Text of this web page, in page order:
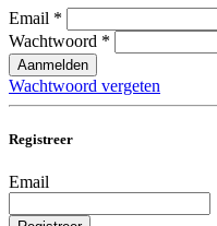
Email *
Wachtwoord *
Aanmelden
Wachtwoord vergeten
Registreer
Email